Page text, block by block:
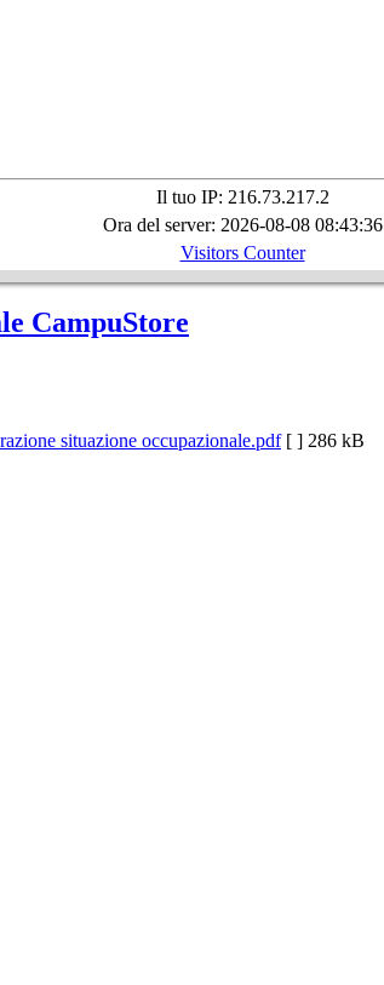
Il tuo IP: 216.73.217.2
Ora del server: 2026-08-08 08:43:36
Visitors Counter
CampuStore
situazione occupazionale.pdf [ ] 286 kB